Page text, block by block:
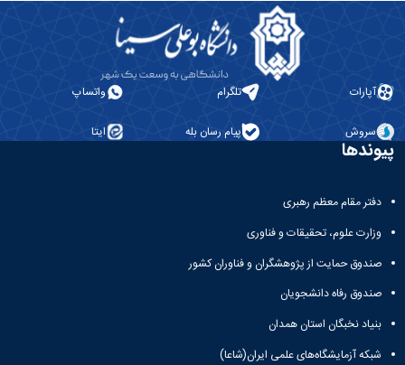
آپارات تلگرام واتساپ
سروش پیام رسان بله ایتا
پیوندها
دفتر مقام معظم رهبری
وزارت علوم، تحقیقات و فناوری
صندوق حمایت از پژوهشگران و فناوران کشور
صندوق رفاه دانشجویان
بنیاد نخبگان استان همدان
شبکه آزمایشگاه‌های علمی ایران(شاعا)